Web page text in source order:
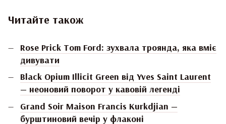
Читайте також
Rose Prick Tom Ford: зухвала троянда, яка вміє
дивувати
Black Opium Illicit Green від Yves Saint Laurent
— неоновий поворот у кавовій легенді
Grand Soir Maison Francis Kurkdjian —
бурштиновий вечір у флаконі